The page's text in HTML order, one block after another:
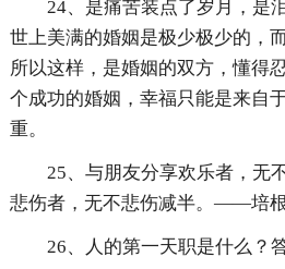
24、是痛苦装点了岁月，是
世上美满的婚姻是极少极少的，
所以这样，是婚姻的双方，懂得
个成功的婚姻，幸福只能是来自
重。
25、与朋友分享欢乐者，无
悲伤者，无不悲伤减半。——培
26、人的第一天职是什么？